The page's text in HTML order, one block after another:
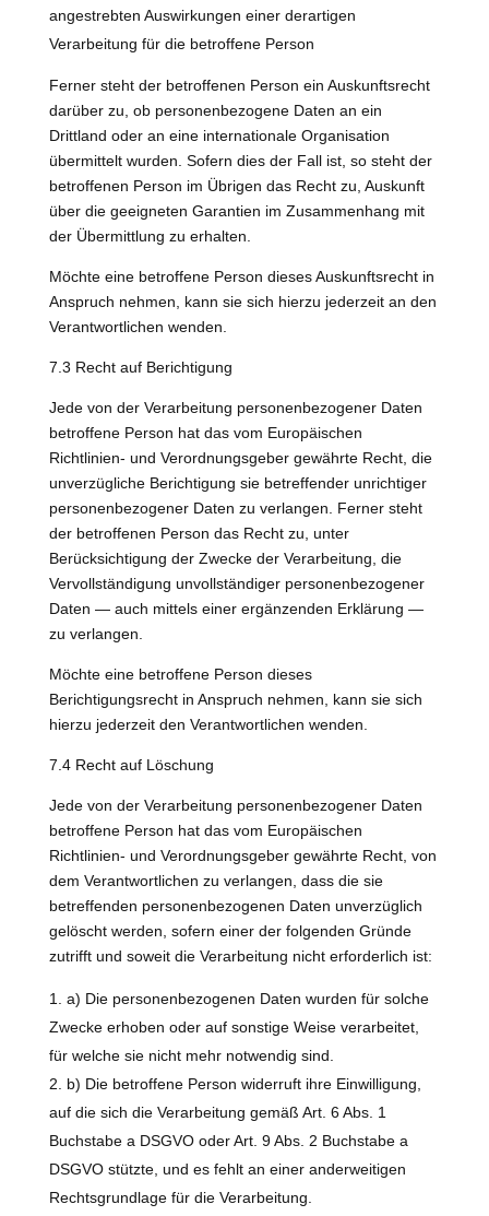
angestrebten Auswirkungen einer derartigen
Verarbeitung für die betroffene Person
Ferner steht der betroffenen Person ein Auskunftsrecht
darüber zu, ob personenbezogene Daten an ein
Drittland oder an eine internationale Organisation
übermittelt wurden. Sofern dies der Fall ist, so steht der
betroffenen Person im Übrigen das Recht zu, Auskunft
über die geeigneten Garantien im Zusammenhang mit
der Übermittlung zu erhalten.
Möchte eine betroffene Person dieses Auskunftsrecht in
Anspruch nehmen, kann sie sich hierzu jederzeit an den
Verantwortlichen wenden.
7.3 Recht auf Berichtigung
Jede von der Verarbeitung personenbezogener Daten
betroffene Person hat das vom Europäischen
Richtlinien- und Verordnungsgeber gewährte Recht, die
unverzügliche Berichtigung sie betreffender unrichtiger
personenbezogener Daten zu verlangen. Ferner steht
der betroffenen Person das Recht zu, unter
Berücksichtigung der Zwecke der Verarbeitung, die
Vervollständigung unvollständiger personenbezogener
Daten — auch mittels einer ergänzenden Erklärung —
zu verlangen.
Möchte eine betroffene Person dieses
Berichtigungsrecht in Anspruch nehmen, kann sie sich
hierzu jederzeit den Verantwortlichen wenden.
7.4 Recht auf Löschung
Jede von der Verarbeitung personenbezogener Daten
betroffene Person hat das vom Europäischen
Richtlinien- und Verordnungsgeber gewährte Recht, von
dem Verantwortlichen zu verlangen, dass die sie
betreffenden personenbezogenen Daten unverzüglich
gelöscht werden, sofern einer der folgenden Gründe
zutrifft und soweit die Verarbeitung nicht erforderlich ist:
a) Die personenbezogenen Daten wurden für solche
Zwecke erhoben oder auf sonstige Weise verarbeitet,
für welche sie nicht mehr notwendig sind.
b) Die betroffene Person widerruft ihre Einwilligung,
auf die sich die Verarbeitung gemäß Art. 6 Abs. 1
Buchstabe a DSGVO oder Art. 9 Abs. 2 Buchstabe a
DSGVO stützte, und es fehlt an einer anderweitigen
Rechtsgrundlage für die Verarbeitung.